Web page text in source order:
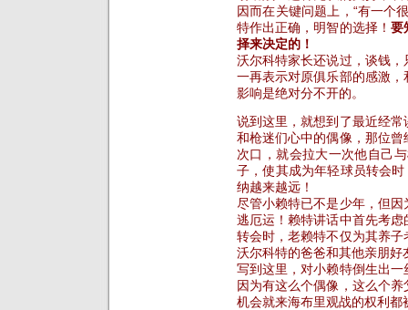
因而在关键问题上，“有一个
特作出正确，明智的选择！ 要
择来决定的！
沃尔科特家长还说过，谈钱
一再表示对原俱乐部的感激
影响是绝对分不开的。
说到这里，就想到了最近经
和枪迷们心中的偶像，那位
次口，就会拉大一次他自己
子，使其成为年轻球员转会
纳越来越远！
尽管小赖特已不是少年，但
逃厄运！赖特讲话中首先考
转会时，老赖特不仅为其养
沃尔科特的爸爸和其他亲朋
写到这里，对小赖特倒生出
因为有这么个偶像，这么个
机会就来海布里观战的权利都